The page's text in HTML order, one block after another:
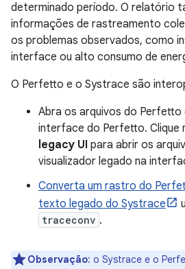
determinado período. O relatório
informações de rastreamento
os problemas observados, como
interface ou alto consumo de
O Perfetto e o Systrace são
Abra os arquivos do Perfetto
interface do Perfetto. Clique
legacy UI para abrir os
visualizador legado na
Converta um rastro do
texto legado do Systrace
traceconv .
Observação: o Systrace e o